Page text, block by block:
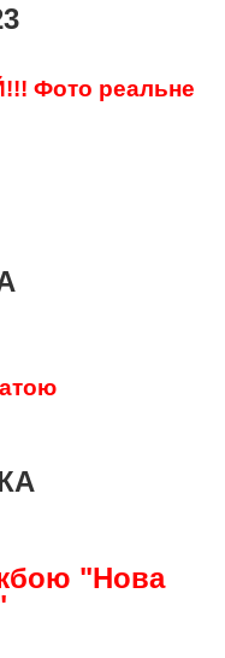
Фото реальне
"Нова